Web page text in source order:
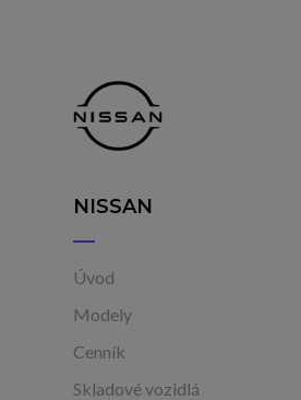
NISSAN
Úvod
Modely
Cenník
Skladové vozidlá